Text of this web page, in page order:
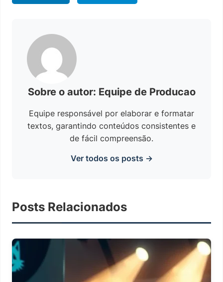
Sobre o autor: Equipe de Producao
Equipe responsável por elaborar e formatar
textos, garantindo conteúdos consistentes e
de fácil compreensão.
Ver todos os posts →
Posts Relacionados